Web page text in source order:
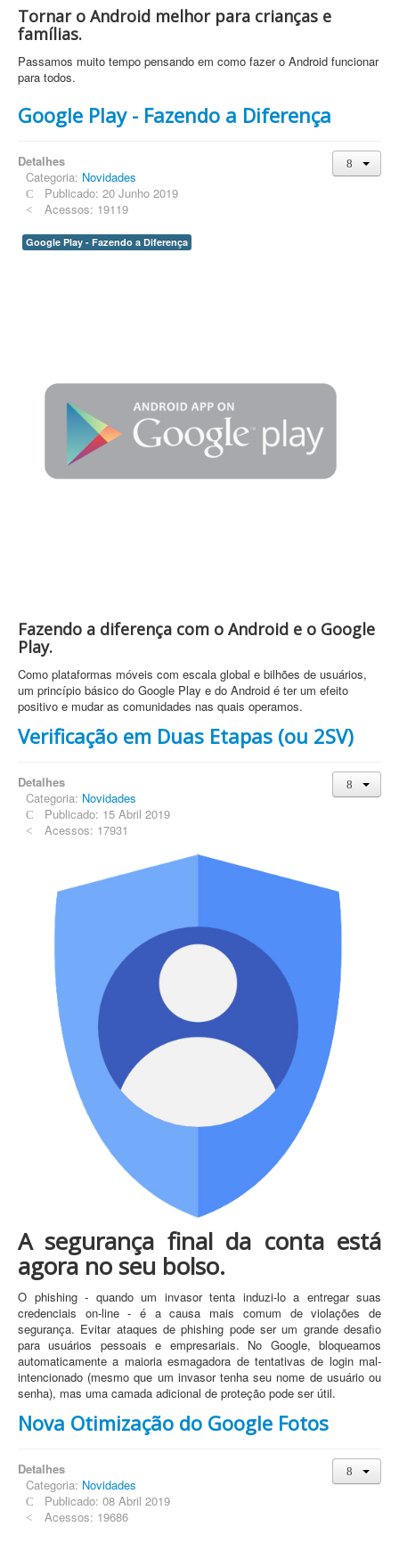
Tornar o Android melhor para crianças e
famílias.
Passamos muito tempo pensando em como fazer o Android funcionar
para todos.
Google Play - Fazendo a Diferença
Detalhes
Categoria: Novidades
Publicado: 20 Junho 2019
Acessos: 19119
Google Play - Fazendo a Diferença
Fazendo a diferença com o Android e o Google
Play.
Como plataformas móveis com escala global e bilhões de usuários,
um princípio básico do Google Play e do Android é ter um efeito
positivo e mudar as comunidades nas quais operamos.
Verificação em Duas Etapas (ou 2SV)
Detalhes
Categoria: Novidades
Publicado: 15 Abril 2019
Acessos: 17931
A segurança final da conta está
agora no seu bolso.
O phishing - quando um invasor tenta induzi-lo a entregar suas
credenciais on-line - é a causa mais comum de violações de
segurança. Evitar ataques de phishing pode ser um grande desafio
para usuários pessoais e empresariais. No Google, bloqueamos
automaticamente a maioria esmagadora de tentativas de login mal-
intencionado (mesmo que um invasor tenha seu nome de usuário ou
senha), mas uma camada adicional de proteção pode ser útil.
Nova Otimização do Google Fotos
Detalhes
Categoria: Novidades
Publicado: 08 Abril 2019
Acessos: 19686